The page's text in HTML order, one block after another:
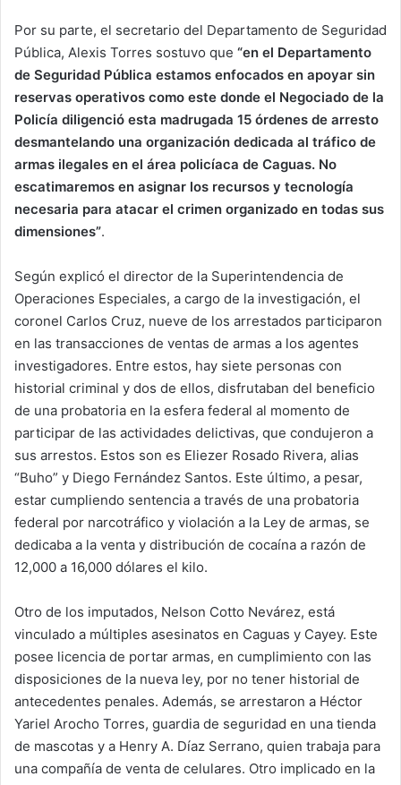
Por su parte, el secretario del Departamento de Seguridad
Pública, Alexis Torres sostuvo que “en el Departamento
de Seguridad Pública estamos enfocados en apoyar sin
reservas operativos como este donde el Negociado de la
Policía diligenció esta madrugada 15 órdenes de arresto
desmantelando una organización dedicada al tráfico de
armas ilegales en el área policíaca de Caguas. No
escatimaremos en asignar los recursos y tecnología
necesaria para atacar el crimen organizado en todas sus
dimensiones”.
Según explicó el director de la Superintendencia de
Operaciones Especiales, a cargo de la investigación, el
coronel Carlos Cruz, nueve de los arrestados participaron
en las transacciones de ventas de armas a los agentes
investigadores. Entre estos, hay siete personas con
historial criminal y dos de ellos, disfrutaban del beneficio
de una probatoria en la esfera federal al momento de
participar de las actividades delictivas, que condujeron a
sus arrestos. Estos son es Eliezer Rosado Rivera, alias
“Buho” y Diego Fernández Santos. Este último, a pesar,
estar cumpliendo sentencia a través de una probatoria
federal por narcotráfico y violación a la Ley de armas, se
dedicaba a la venta y distribución de cocaína a razón de
12,000 a 16,000 dólares el kilo.
Otro de los imputados, Nelson Cotto Nevárez, está
vinculado a múltiples asesinatos en Caguas y Cayey. Este
posee licencia de portar armas, en cumplimiento con las
disposiciones de la nueva ley, por no tener historial de
antecedentes penales. Además, se arrestaron a Héctor
Yariel Arocho Torres, guardia de seguridad en una tienda
de mascotas y a Henry A. Díaz Serrano, quien trabaja para
una compañía de venta de celulares. Otro implicado en la